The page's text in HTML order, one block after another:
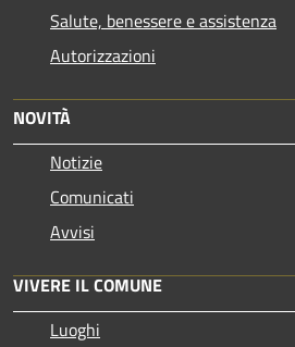
Salute, benessere e assistenza
Autorizzazioni
NOVITÀ
Notizie
Comunicati
Avvisi
VIVERE IL COMUNE
Luoghi